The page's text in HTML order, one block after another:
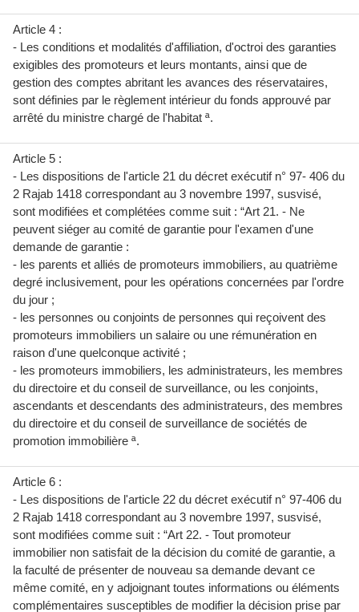
Article 4 :
- Les conditions et modalités d'affiliation, d'octroi des garanties
exigibles des promoteurs et leurs montants, ainsi que de
gestion des comptes abritant les avances des réservataires,
sont définies par le règlement intérieur du fonds approuvé par
arrêté du ministre chargé de l'habitat ª.
Article 5 :
- Les dispositions de l'article 21 du décret exécutif n° 97- 406 du
2 Rajab 1418 correspondant au 3 novembre 1997, susvisé,
sont modifiées et complétées comme suit : “Art 21. - Ne
peuvent siéger au comité de garantie pour l'examen d'une
demande de garantie :
- les parents et alliés de promoteurs immobiliers, au quatrième
degré inclusivement, pour les opérations concernées par l'ordre
du jour ;
- les personnes ou conjoints de personnes qui reçoivent des
promoteurs immobiliers un salaire ou une rémunération en
raison d'une quelconque activité ;
- les promoteurs immobiliers, les administrateurs, les membres
du directoire et du conseil de surveillance, ou les conjoints,
ascendants et descendants des administrateurs, des membres
du directoire et du conseil de surveillance de sociétés de
promotion immobilière ª.
Article 6 :
- Les dispositions de l'article 22 du décret exécutif n° 97-406 du
2 Rajab 1418 correspondant au 3 novembre 1997, susvisé,
sont modifiées comme suit : “Art 22. - Tout promoteur
immobilier non satisfait de la décision du comité de garantie, a
la faculté de présenter de nouveau sa demande devant ce
même comité, en y adjoignant toutes informations ou éléments
complémentaires susceptibles de modifier la décision prise par